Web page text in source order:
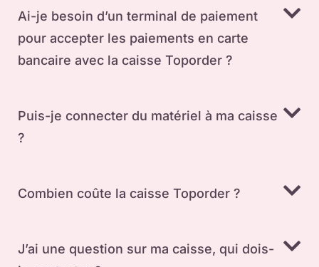
Ai-je besoin d’un terminal de paiement
pour accepter les paiements en carte
bancaire avec la caisse Toporder ?
Puis-je connecter du matériel à ma caisse
?
Combien coûte la caisse Toporder ?
J’ai une question sur ma caisse, qui dois-